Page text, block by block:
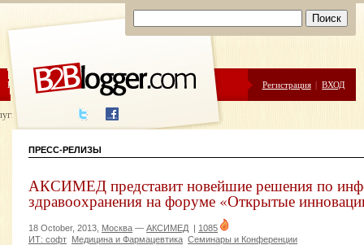
ЦЕНЫ ПОМОЩЬ Регистрация | ВХОД
написания
ПРЕСС-РЕЛИЗЫ
АКСИМЕД представит новейшие решения по
здравоохранения на форуме «Открытые
18 October, 2013, Москва — АКСИМЕД | 1085
ИТ: софт Медицина и Фармацевтика Семинары и Конференции